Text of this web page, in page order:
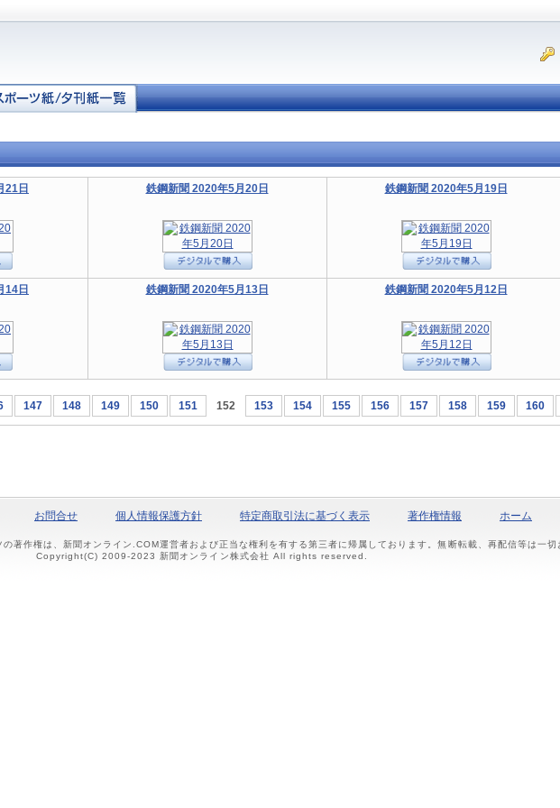
21日 鉄鋼新聞 2020年5月20日 鉄鋼新聞 2020年5月19日
14日 鉄鋼新聞 2020年5月13日 鉄鋼新聞 2020年5月12日
147 148 149 150 151 152 153 154 155 156 157 158 159 160
お問合せ 個人情報保護方針 特定商取引法に基づく表示 著作権情報 ホーム
著作権は、新聞オンライン.COM運営者および正当な権利を有する第三者に帰属しております。無断転載、再配信等は一切
Copyright(C) 2009-2023 新聞オンライン株式会社 All rights reserved.